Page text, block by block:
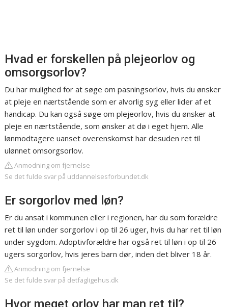
Hvad er forskellen på plejeorlov og
omsorgsorlov?
Du har mulighed for at søge om pasningsorlov, hvis du ønsker
at pleje en nærtstående som er alvorlig syg eller lider af et
handicap. Du kan også søge om plejeorlov, hvis du ønsker at
pleje en nærtstående, som ønsker at dø i eget hjem. Alle
lønmodtagere uanset overenskomst har desuden ret til
ulønnet omsorgsorlov.
Anmodning om fjernelse
Se det fulde svar på uddannelsesforbundet.dk
Er sorgorlov med løn?
Er du ansat i kommunen eller i regionen, har du som forældre
ret til løn under sorgorlov i op til 26 uger, hvis du har ret til løn
under sygdom. Adoptivforældre har også ret til løn i op til 26
ugers sorgorlov, hvis jeres barn dør, inden det bliver 18 år.
Anmodning om fjernelse
Se det fulde svar på detfagligehus.dk
Hvor meget orlov har man ret til?